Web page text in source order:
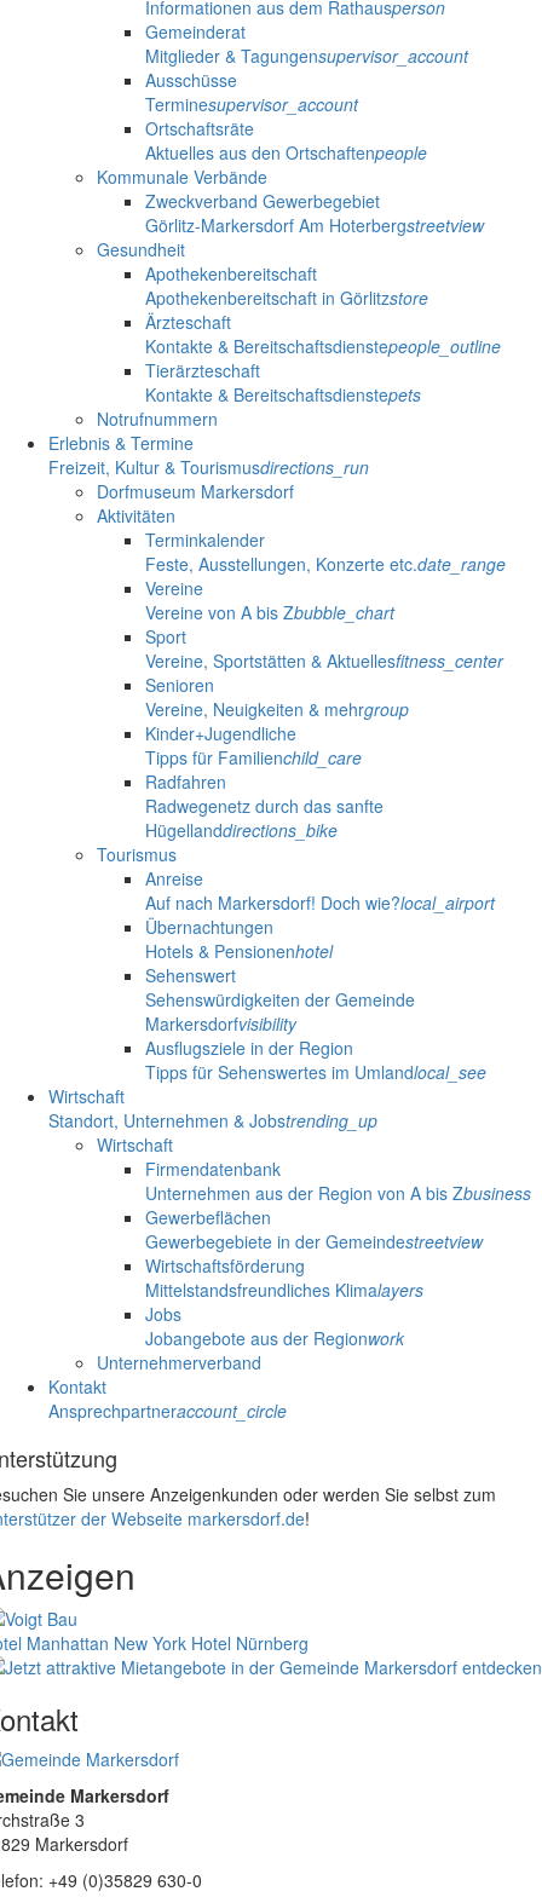
Informationen aus dem Rathausperson
Gemeinderat
Mitglieder & Tagungensupervisor_account
Ausschüsse
Terminesupervisor_account
Ortschaftsräte
Aktuelles aus den Ortschaftenpeople
Kommunale Verbände
Zweckverband Gewerbegebiet
Görlitz-Markersdorf Am Hoterbergstreetview
Gesundheit
Apothekenbereitschaft
Apothekenbereitschaft in Görlitzstore
Ärzteschaft
Kontakte & Bereitschaftsdienstepeople_outline
Tierärzteschaft
Kontakte & Bereitschaftsdienstepets
Notrufnummern
Erlebnis & Termine
Freizeit, Kultur & Tourismusdirections_run
Dorfmuseum Markersdorf
Aktivitäten
Terminkalender
Feste, Ausstellungen, Konzerte etc.date_range
Vereine
Vereine von A bis Zbubble_chart
Sport
Vereine, Sportstätten & Aktuellesfitness_center
Senioren
Vereine, Neuigkeiten & mehrgroup
Kinder+Jugendliche
Tipps für Familienchild_care
Radfahren
Radwegenetz durch das sanfte
Hügellanddirections_bike
Tourismus
Anreise
Auf nach Markersdorf! Doch wie?local_airport
Übernachtungen
Hotels & Pensionenhotel
Sehenswert
Sehenswürdigkeiten der Gemeinde
Markersdorfvisibility
Ausflugsziele in der Region
Tipps für Sehenswertes im Umlandlocal_see
Wirtschaft
Standort, Unternehmen & Jobstrending_up
Wirtschaft
Firmendatenbank
Unternehmen aus der Region von A bis Zbusiness
Gewerbeflächen
Gewerbegebiete in der Gemeindestreetview
Wirtschaftsförderung
Mittelstandsfreundliches Klimalayers
Jobs
Jobangebote aus der Regionwork
Unternehmerverband
Kontakt
Ansprechpartneraccount_circle
Sie unsere Anzeigenkunden oder werden Sie selbst zum
der Webseite markersdorf.de!
Manhattan New York Hotel Nürnberg
Markersdorf
3
Markersdorf
+49 (0)35829 630-0